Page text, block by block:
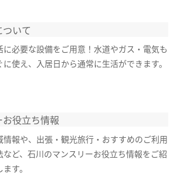
いて
に必要な設備をご用意！水道やガス・電気も
に使え、入居日から通常に生活ができます。
役立ち情報
情報や、出張・観光旅行・おすすめのご利用
など、石川のマンスリーお役立ち情報をご紹
す。